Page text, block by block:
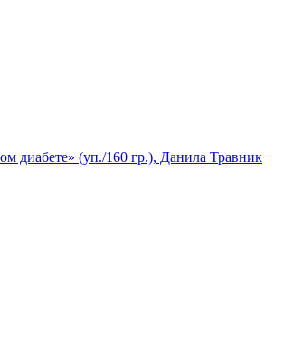
диабете» (уп./160 гр.), Данила Травник